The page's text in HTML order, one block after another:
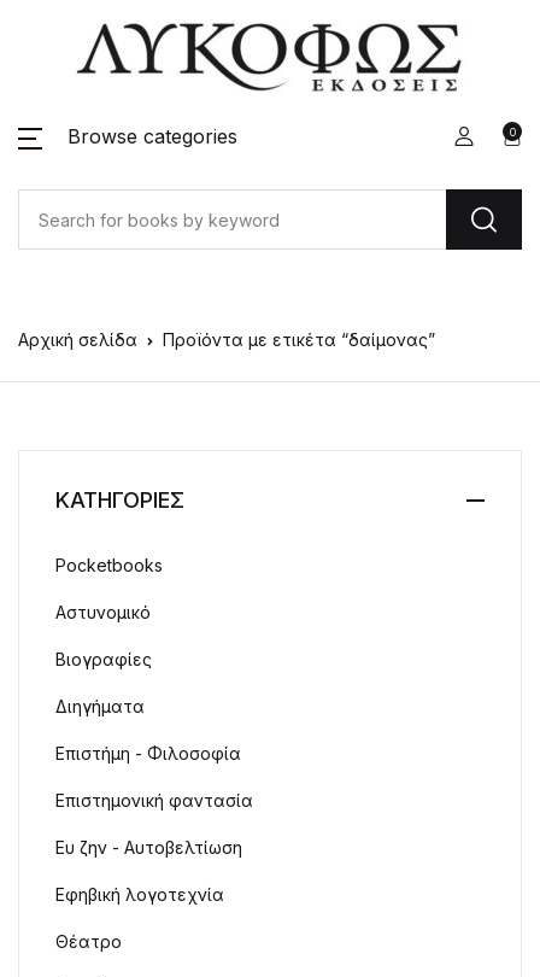
Browse categories 0
Αρχική σελίδα Προϊόντα με ετικέτα “δαίμονας”
ΚΑΤΗΓΟΡΙΕΣ
Pocketbooks
Αστυνομικό
Βιογραφίες
Διηγήματα
Επιστήμη - Φιλοσοφία
Επιστημονική φαντασία
Ευ ζην - Αυτοβελτίωση
Εφηβική λογοτεχνία
Θέατρο